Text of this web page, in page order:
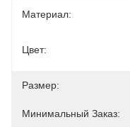
Материал:
Цвет:
Размер:
Минимальный Заказ: